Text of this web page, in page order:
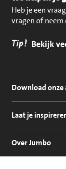
Heb je een
vragen of
Tip! Bekijk
Download onze
Laat je
Over Jumbo